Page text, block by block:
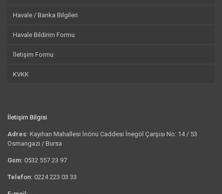
Havale / Banka Bilgileri
Havale Bildirim Formu
İletişim Formu
KVKK
İletişim Bilgisi
Adres: Kayıhan Mahallesi İnönü Caddesi İnegöl Çarşısı No: 14 / 53
Osmangazi / Bursa
Gsm: 0532 557 23 97
Telefon: 0224 223 03 33